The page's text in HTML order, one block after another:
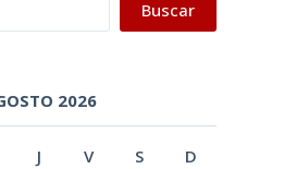
Buscar
2026
J V S D